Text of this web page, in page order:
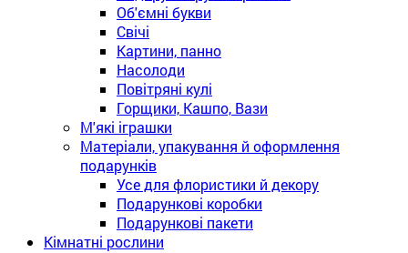
Об'ємні букви
Свічі
Картини, панно
Насолоди
Повітряні кулі
Горщики, Кашпо, Вази
М'які іграшки
Матеріали, упакування й оформлення
подарунків
Усе для флористики й декору
Подарункові коробки
Подарункові пакети
Кімнатні рослини